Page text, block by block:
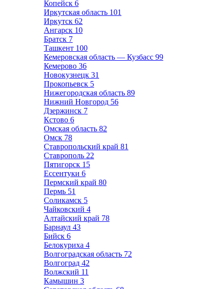
Копейск 6
Иркутская область 101
Иркутск 62
Ангарск 10
Братск 7
Ташкент 100
Кемеровская область — Кузбасс 99
Кемерово 36
Новокузнецк 31
Прокопьевск 5
Нижегородская область 89
Нижний Новгород 56
Дзержинск 7
Кстово 6
Омская область 82
Омск 78
Ставропольский край 81
Ставрополь 22
Пятигорск 15
Ессентуки 6
Пермский край 80
Пермь 51
Соликамск 5
Чайковский 4
Алтайский край 78
Барнаул 43
Бийск 6
Белокуриха 4
Волгоградская область 72
Волгоград 42
Волжский 11
Камышин 3